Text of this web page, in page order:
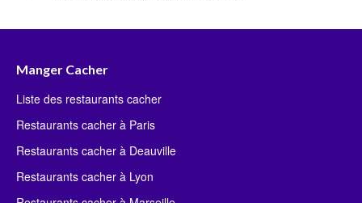
Manger Cacher
Liste des restaurants cacher
Restaurants cacher à Paris
Restaurants cacher à Deauville
Restaurants cacher à Lyon